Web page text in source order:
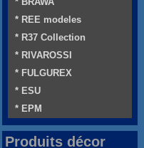
* REE modeles
* R37 Collection
* RIVAROSSI
* FULGUREX
* ESU
* EPM
Produits décor